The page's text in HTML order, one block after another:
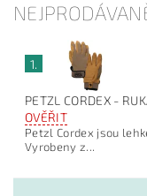
1.
PETZL CORDEX -
OVĚŘIT
Petzl Cordex jsou
Vyrobeny z...